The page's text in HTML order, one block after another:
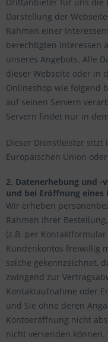
Darstellung der
Rahmen einer
berechtigten Interessen
unseres Angebots. Alle
dieser Webseite oder in
Onlineshop wie folgend
auf seinen Servern
Servern findet nur in
Dieser Dienstleister sitzt
Europäischen Union
2. Datenerhebung und
und bei Eröffnung eines
Wir erheben
Rahmen Ihrer
(z.B. per
Kundenkontos freiwillig
solche gekennzeichnet,
zwingend zur
Kontaktaufnahme oder
und Sie ohne deren
Kontoeröffnung nicht
nicht versenden